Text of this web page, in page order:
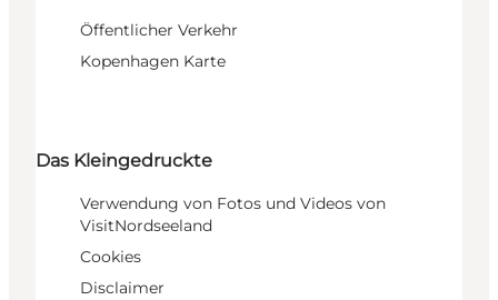
Öffentlicher Verkehr
Kopenhagen Karte
Das Kleingedruckte
Verwendung von Fotos und Videos von
VisitNordseeland
Cookies
Disclaimer